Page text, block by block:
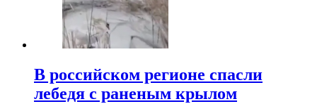
В российском регионе спасли
лебедя с раненым крылом